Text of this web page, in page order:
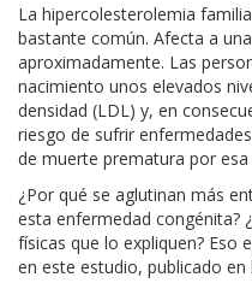
La hipercolesterolemia
bastante común. Afecta a
aproximadamente. Las
nacimiento unos elevados
densidad (LDL) y, en
riesgo de sufrir
de muerte prematura por esa
¿Por qué se aglutinan más
esta enfermedad congénita?
físicas que lo expliquen? Eso
en este estudio, publicado en